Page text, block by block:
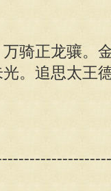
骑正龙骧。
。追思太王